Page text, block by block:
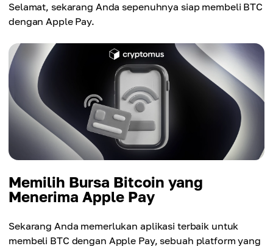
Selamat, sekarang Anda sepenuhnya siap membeli BTC
dengan Apple Pay.
Memilih Bursa Bitcoin yang
Menerima Apple Pay
Sekarang Anda memerlukan aplikasi terbaik untuk
membeli BTC dengan Apple Pay, sebuah platform yang